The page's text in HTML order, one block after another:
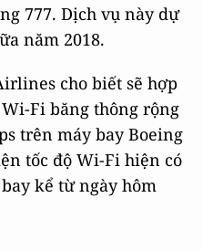
777. Dịch vụ này dự
năm 2018.
cho biết sẽ hợp
Fi băng thông rộng
trên máy bay Boeing
tốc độ Wi-Fi hiện có
kể từ ngày hôm